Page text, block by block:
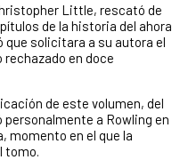
Little, rescató de
de la historia del ahora
que solicitara a su autora el
en doce
de este volumen, del
a Rowling en
momento en el que la
tomo.